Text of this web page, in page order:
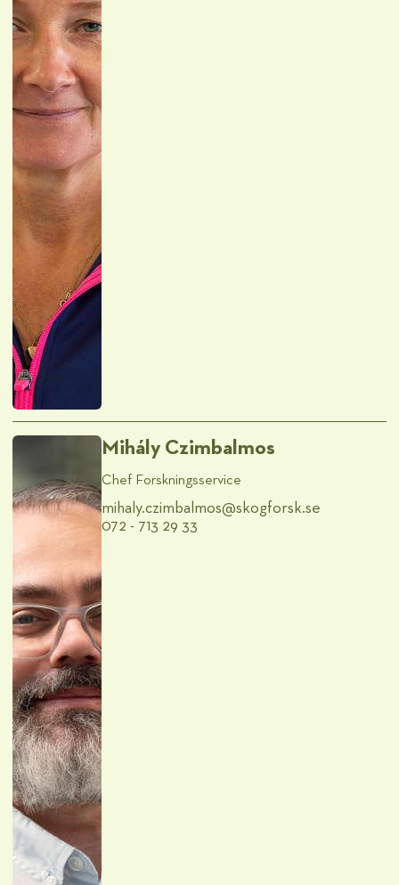
Mihály Czimbalmos
Chef Forskningsservice
mihaly.czimbalmos@​skogforsk.se
072 - 713 29 33